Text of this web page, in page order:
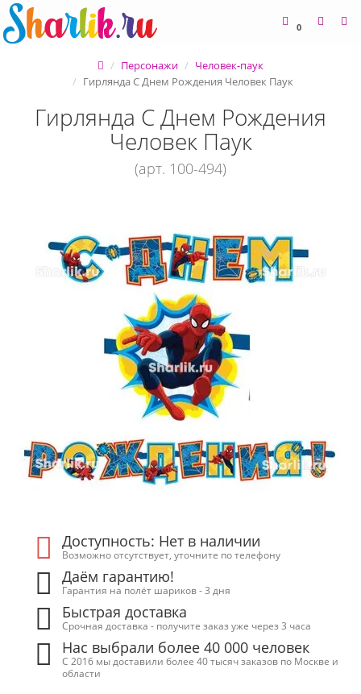
0
Персонажи
Человек-паук
Гирлянда С Днем Рождения Человек Паук
Гирлянда С Днем Рождения
Человек Паук
(арт. 100-494)
Доступность: Нет в наличии
Возможно отсутствует, уточните по телефону
Даём гарантию!
Гарантия на полёт шариков - 3 дня
Быстрая доставка
Срочная доставка - получите заказ уже через 3 часа
Нас выбрали более 40 000 человек
С 2016 мы доставили более 40 тысяч заказов по Москве и
области